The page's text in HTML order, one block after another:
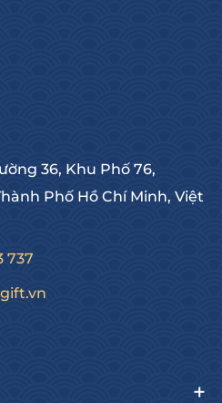
36, Khu Phố 76,
Phố Hồ Chí Minh, Việt
737